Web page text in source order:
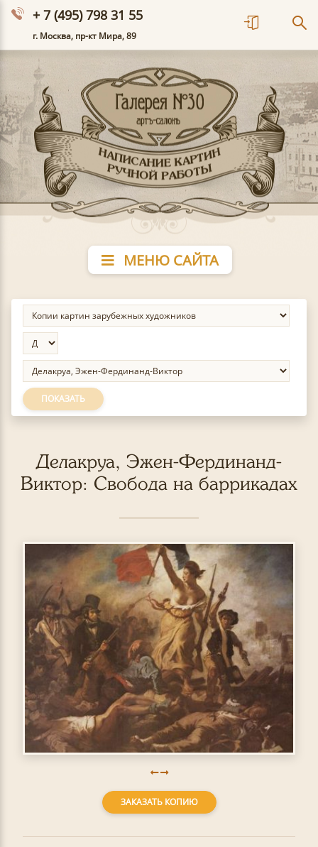
+ 7 (495) 798 31 55
г. Москва, пр-кт Мира, 89
МЕНЮ САЙТА
ПОКАЗАТЬ
Делакруа, Эжен-Фердинанд-
Виктор: Свобода на баррикадах
ЗАКАЗАТЬ КОПИЮ